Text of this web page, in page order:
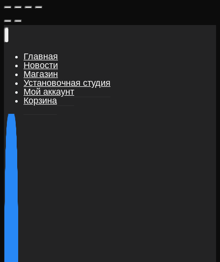
Главная
Новости
Магазин
Установочная студия
Мой аккаунт
Корзина